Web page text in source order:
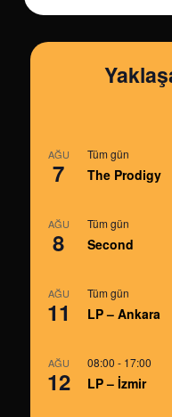
AĞU
7
Tüm gün
The Prodigy
AĞU
8
Tüm gün
Second
AĞU
11
Tüm gün
LP – Ankara
AĞU
12
08:00 - 17:00
LP – İzmir